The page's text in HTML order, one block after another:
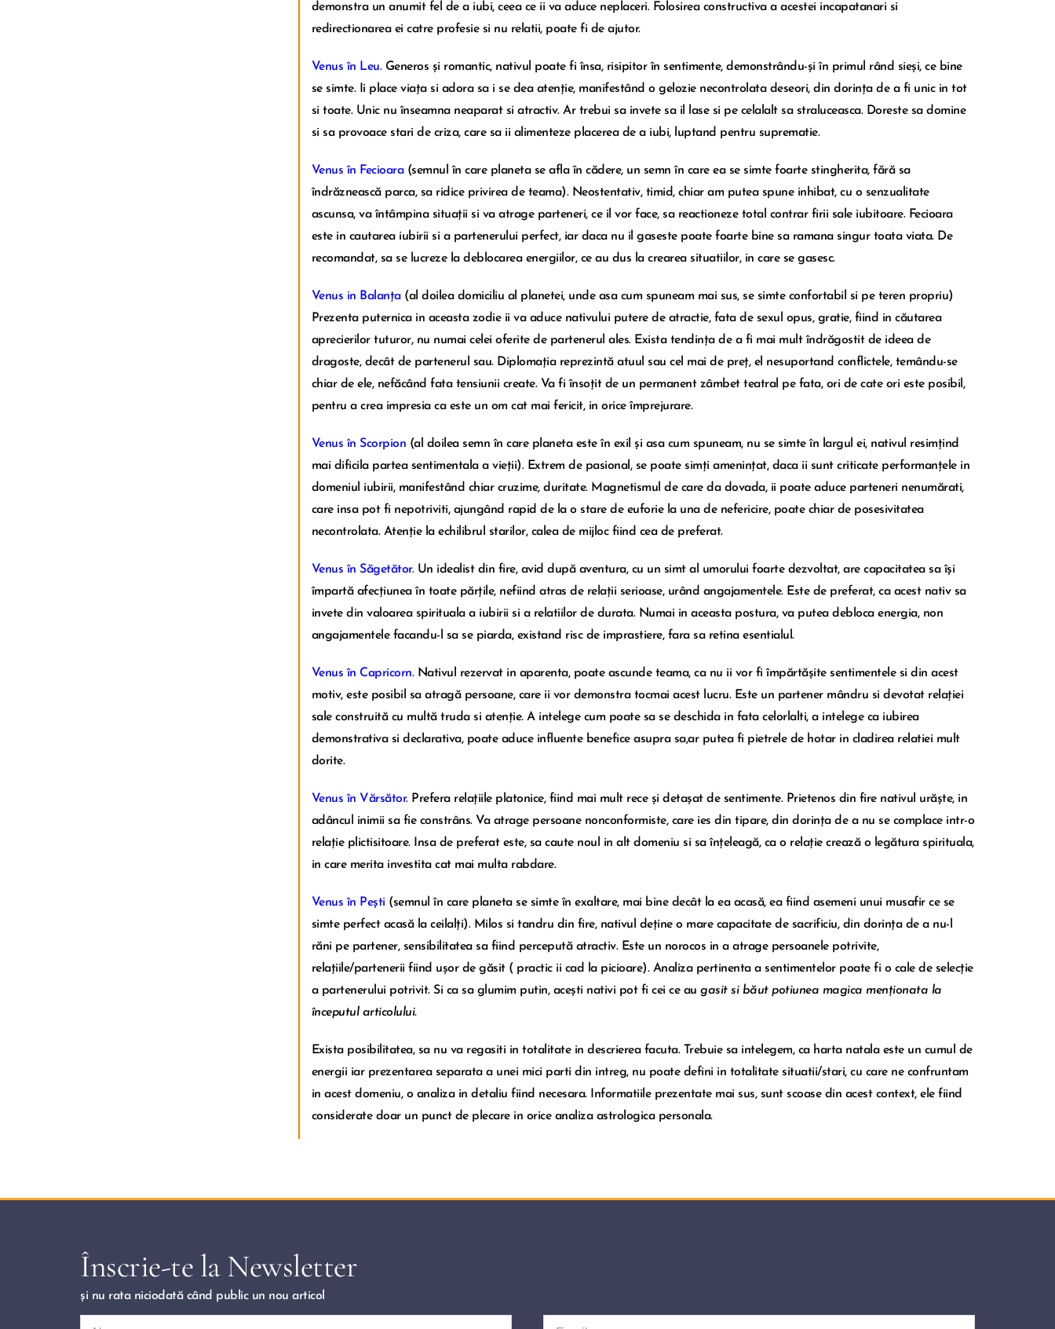
demonstra un anumit fel de a iubi, ceea ce ii va aduce neplaceri. Folosirea constructiva a acestei incapatanari si
redirectionarea ei catre profesie si nu relatii, poate fi de ajutor.
Venus în Leu.Generos și romantic, nativul poate fi însa, risipitor în sentimente, demonstrându-și în primul rând sieși, ce bine
se simte. Ii place viața si adora sa i se dea atenție, manifestând o gelozie necontrolata deseori, din dorința de a fi unic in tot
si toate. Unic nu înseamna neaparat si atractiv. Ar trebui sa invete sa il lase si pe celalalt sa straluceasca. Doreste sa domine
si sa provoace stari de criza, care sa ii alimenteze placerea de a iubi, luptand pentru suprematie.
Venus în Fecioara(semnul în care planeta se afla în cădere, un semn în care ea se simte foarte stingherita, fără sa
îndrăznească parca, sa ridice privirea de teama). Neostentativ, timid, chiar am putea spune inhibat, cu o senzualitate
ascunsa, va întâmpina situații si va atrage parteneri, ce il vor face, sa reactioneze total contrar firii sale iubitoare. Fecioara
este in cautarea iubirii si a partenerului perfect, iar daca nu il gaseste poate foarte bine sa ramana singur toata viata. De
recomandat, sa se lucreze la deblocarea energiilor, ce au dus la crearea situatiilor, in care se gasesc.
Venus in Balanța(al doilea domiciliu al planetei, unde asa cum spuneam mai sus, se simte confortabil si pe teren propriu)
Prezenta puternica in aceasta zodie ii va aduce nativului putere de atractie, fata de sexul opus, gratie, fiind in căutarea
aprecierilor tuturor, nu numai celei oferite de partenerul ales. Exista tendința de a fi mai mult îndrăgostit de ideea de
dragoste, decât de partenerul sau. Diplomația reprezintă atuul sau cel mai de preț, el nesuportand conflictele, temându-se
chiar de ele, nefăcând fata tensiunii create. Va fi însoțit de un permanent zâmbet teatral pe fata, ori de cate ori este posibil,
pentru a crea impresia ca este un om cat mai fericit, in orice împrejurare.
Venus în Scorpion (al doilea semn în care planeta este în exil și asa cum spuneam, nu se simte în largul ei, nativul resimțind
mai dificila partea sentimentala a vieții). Extrem de pasional, se poate simți amenințat, daca ii sunt criticate performanțele in
domeniul iubirii, manifestând chiar cruzime, duritate. Magnetismul de care da dovada, ii poate aduce parteneri nenumărati,
care insa pot fi nepotriviti, ajungând rapid de la o stare de euforie la una de nefericire, poate chiar de posesivitatea
necontrolata. Atenție la echilibrul starilor, calea de mijloc fiind cea de preferat.
Venus în Săgetător.Un idealist din fire, avid după aventura, cu un simt al umorului foarte dezvoltat, are capacitatea sa își
împartă afecțiunea în toate părțile, nefiind atras de relații serioase, urând angajamentele. Este de preferat, ca acest nativ sa
invete din valoarea spirituala a iubirii si a relatiilor de durata. Numai in aceasta postura, va putea debloca energia, non
angajamentele facandu-l sa se piarda, existand risc de imprastiere, fara sa retina esentialul.
Venus în Capricorn.Nativul rezervat in aparenta, poate ascunde teama, ca nu ii vor fi împărtășite sentimentele si din acest
motiv, este posibil sa atragă persoane, care ii vor demonstra tocmai acest lucru. Este un partener mândru si devotat relației
sale construită cu multă truda si atenție. A intelege cum poate sa se deschida in fata celorlalti, a intelege ca iubirea
demonstrativa si declarativa, poate aduce influente benefice asupra sa,ar putea fi pietrele de hotar in cladirea relatiei mult
dorite.
Venus în Vărsător.Prefera relațiile platonice, fiind mai mult rece și detașat de sentimente. Prietenos din fire nativul urăște, in
adâncul inimii sa fie constrâns. Va atrage persoane nonconformiste, care ies din tipare, din dorința de a nu se complace intr-o
relație plictisitoare. Insa de preferat este, sa caute noul in alt domeniu si sa înțeleagă, ca o relație crează o legătura spirituala,
in care merita investita cat mai multa rabdare.
Venus în Pești (semnul în care planeta se simte în exaltare, mai bine decât la ea acasă, ea fiind asemeni unui musafir ce se
simte perfect acasă la ceilalți). Milos si tandru din fire, nativul deține o mare capacitate de sacrificiu, din dorința de a nu-l
răni pe partener, sensibilitatea sa fiind percepută atractiv. Este un norocos in a atrage persoanele potrivite,
relațiile/partenerii fiind ușor de găsit ( practic ii cad la picioare). Analiza pertinenta a sentimentelor poate fi o cale de selecție
a partenerului potrivit. Si ca sa glumim putin, acești nativi pot fi cei ce au gasit si băut potiunea magica menționata la
începutul articolului.
Exista posibilitatea, sa nu va regasiti in totalitate in descrierea facuta. Trebuie sa intelegem, ca harta natala este un cumul de
energii iar prezentarea separata a unei mici parti din intreg, nu poate defini in totalitate situatii/stari, cu care ne confruntam
in acest domeniu, o analiza in detaliu fiind necesara. Informatiile prezentate mai sus, sunt scoase din acest context, ele fiind
considerate doar un punct de plecare in orice analiza astrologica personala.
Înscrie-te la Newsletter
și nu rata niciodată când public un nou articol